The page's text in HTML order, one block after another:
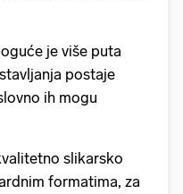
je više puta
postaje
ih mogu
slikarsko
formatima, za